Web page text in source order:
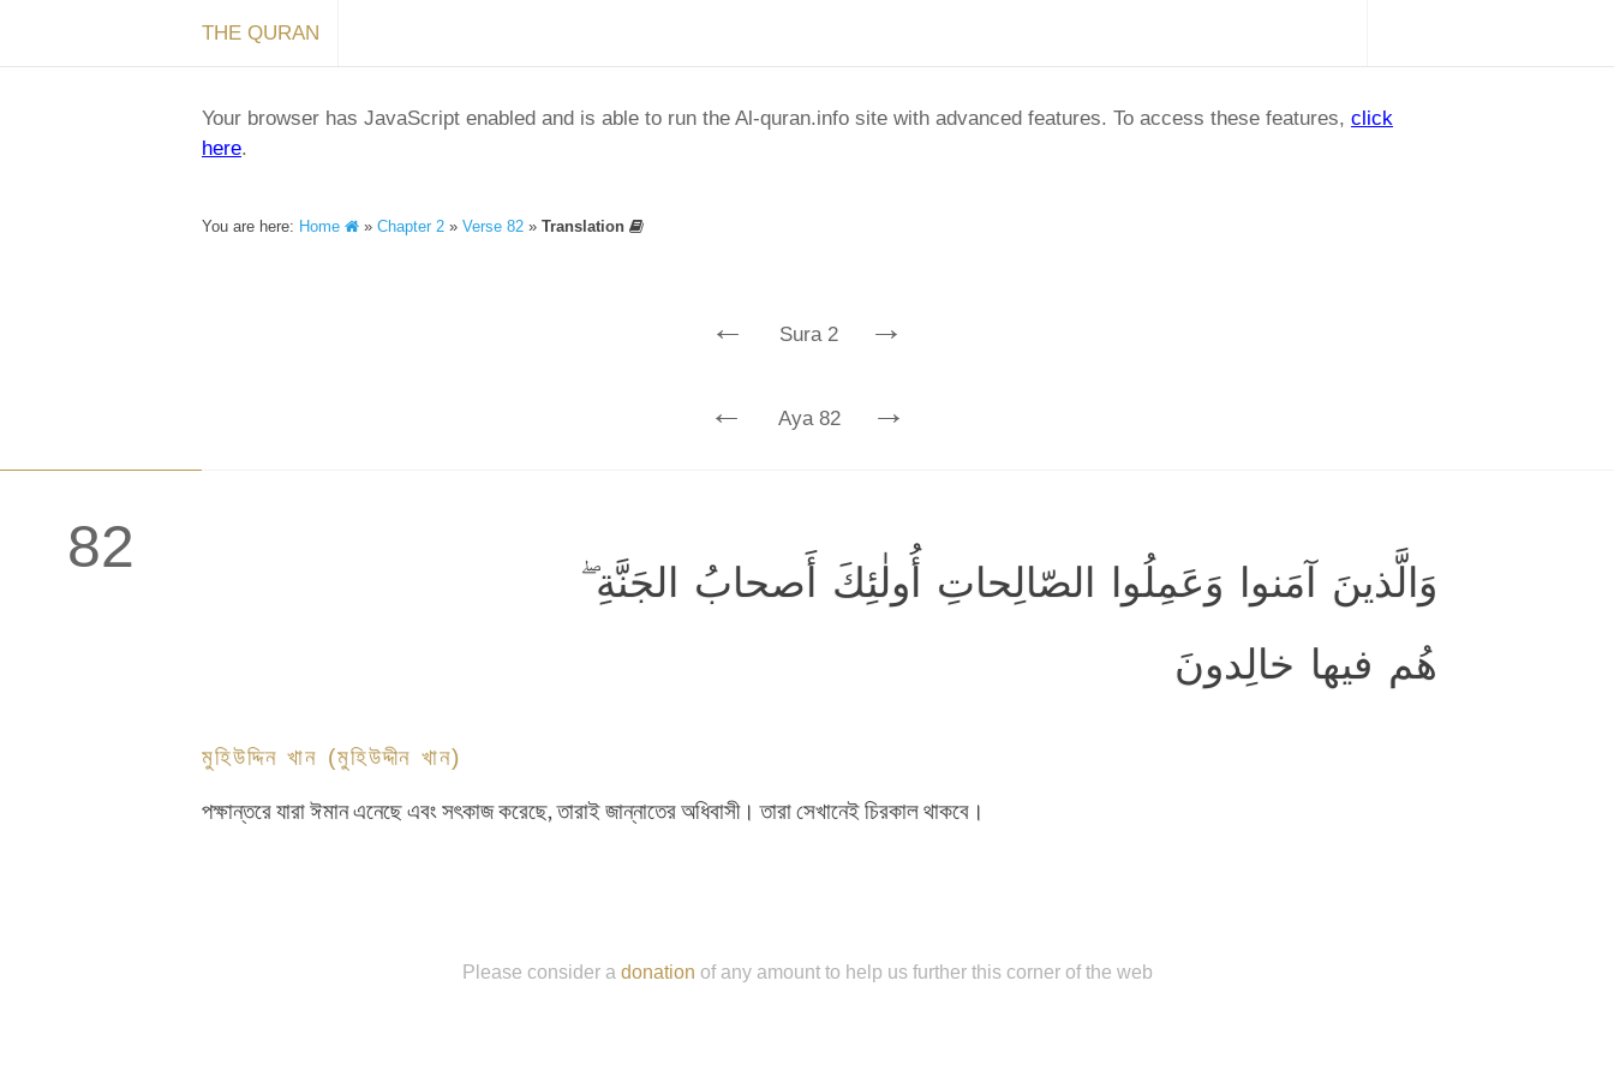
THE QURAN
Your browser has JavaScript enabled and is able to run the Al-quran.info site with advanced features. To access these features, click
here.
You are here: Home » Chapter 2 » Verse 82 » Translation
← Sura 2 →
← Aya 82 →
82
وَالَّذينَ آمَنوا وَعَمِلُوا الصّالِحاتِ أُولٰئِكَ أَصحابُ الجَنَّةِ ۖ
هُم فيها خالِدونَ
মুহিউদ্দিন খান (মুহিউদ্দীন খান)
পক্ষান্তরে যারা ঈমান এনেছে এবং সৎকাজ করেছে, তারাই জান্নাতের অধিবাসী। তারা সেখানেই চিরকাল থাকবে।
Please consider a donation of any amount to help us further this corner of the web